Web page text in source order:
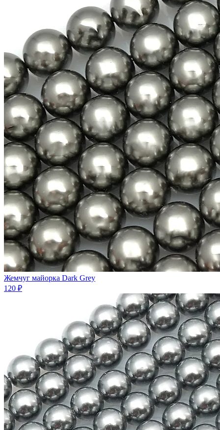
Жемчуг майорка Dark Grey
120 ₽